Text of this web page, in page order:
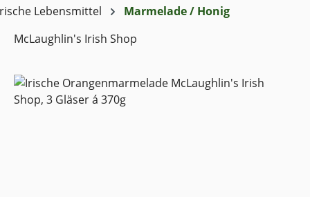
Lebensmittel
Marmelade / Honig
McLaughlin's Irish Shop
Bildergalerie überspringen